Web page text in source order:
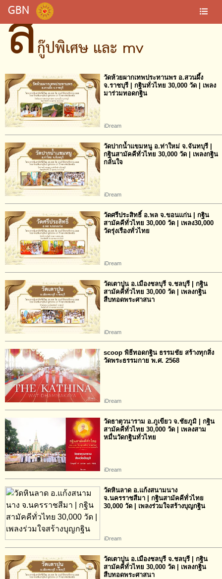
GBN
สกู๊ปพิเศษ และ mv
วัดห้วยผากเทพประทานพร อ.สวนผึ้ง
จ.ราชบุรี | กฐินทั่วไทย 30,000 วัด | เพลง
มาร่วมทอดกฐิน
iDream
วัดปากน้ำแขมหนู อ.ท่าใหม่ จ.จันทบุรี |
กฐินสามัคคีทั่วไทย 30,000 วัด | เพลงกฐิน
กลั่นใจ
iDream
วัดศรีประสิทธิ์ อ.พล จ.ขอนแก่น | กฐิน
สามัคคีทั่วไทย 30,000 วัด | เพลง30,000
วัดรุ่งเรืองทั่วไทย
iDream
วัดเตาปูน อ.เมืองชลบุรี จ.ชลบุรี | กฐิน
สามัคคีทั่วไทย 30,000 วัด | เพลงกฐิน
สืบทอดพระศาสนา
iDream
scoop พิธีทอดกฐิน ธรรมชัย สร้างทุกสิ่ง
วัดพระธรรมกาย พ.ศ. 2568
iDream
วัดธาตุวนาราม อ.ภูเขียว จ.ชัยภูมิ | กฐิน
สามัคคีทั่วไทย 30,000 วัด | เพลงสาม
หมื่นวัดกฐินทั่วไทย
iDream
วัดหินลาด อ.แก้งสนามนาง
จ.นครราชสีมา | กฐินสามัคคีทั่วไทย
30,000 วัด | เพลงร่วมใจสร้างบุญกฐิน
iDream
วัดเตาปูน อ.เมืองชลบุรี จ.ชลบุรี | กฐิน
สามัคคีทั่วไทย 30,000 วัด | เพลงกฐิน
สืบทอดพระศาสนา